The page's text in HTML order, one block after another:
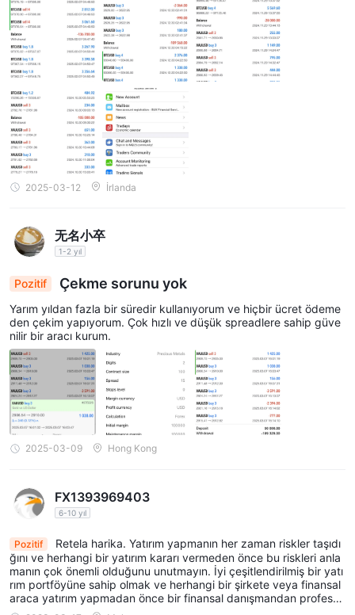
tahvilleri ve yabancı para tahvilleri bulunmaktadır.
Q: Hangi minimum başlangıç ​​yatırımı gereklidir?
A: Minimum başlangıç ​​yatırımı hesap türüne bağlı olarak değişir.
Örneğin, Standart Hesabımız için minimum depozito 1.000 dolar
iken, Premium Hesabımız için 10.000 dolar gerekmektedir.
Q: Kaldıraç seçenekleri hakkında bilgi verebilir misiniz?
A: Kaldıraç enstrümana göre değişir; örneğin, Forex ticareti
1:500'e kadar kaldıraç sunarken, CFD'ler 1:100'e kadar kaldıraç
sağlar.
Q: Retela Crea Securities hangi işlem platformunu sunuyor?
araçlarıyla donatılmıştır. Web tarayıcıları, mobil cihazlar ve
masaüstü uygulamaları aracılığıyla erişilebilir, böylece size
Q: Mevcut para yatırma ve çekme yöntemleri nelerdir?
A: Hesabınıza banka transferleri, kredi/kredi kartları ve PayPal
ve Skrill gibi popüler e-cüzdanlar aracılığıyla fon
sağlayabilirsiniz. Çekimler, yatırımlar için kullanılan aynı
yöntemlerle hızlı bir şekilde işlenir.
2025-03-12 İrlanda
无名小卒
1-2 yıl
Pozitif Çekme sorunu yok
Yarım yıldan fazla bir süredir kullanıyorum ve hiçbir ücret ödeme
den çekim yapıyorum. Çok hızlı ve düşük spreadlere sahip güve
nilir bir aracı kurum.
2025-03-09 Hong Kong
FX1393969403
6-10 yıl
Pozitif
Retela harika. Yatırım yapmanın her zaman riskler taşıdı
ğını ve herhangi bir yatırım kararı vermeden önce bu riskleri anla
manın çok önemli olduğunu unutmayın. İyi çeşitlendirilmiş bir yatı
rım portföyüne sahip olmak ve herhangi bir şirkete veya finansal
araca yatırım yapmadan önce bir finansal danışmandan profesyo
nel tavsiye almak da önemlidir.